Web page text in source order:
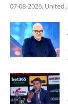
07-08-2026.